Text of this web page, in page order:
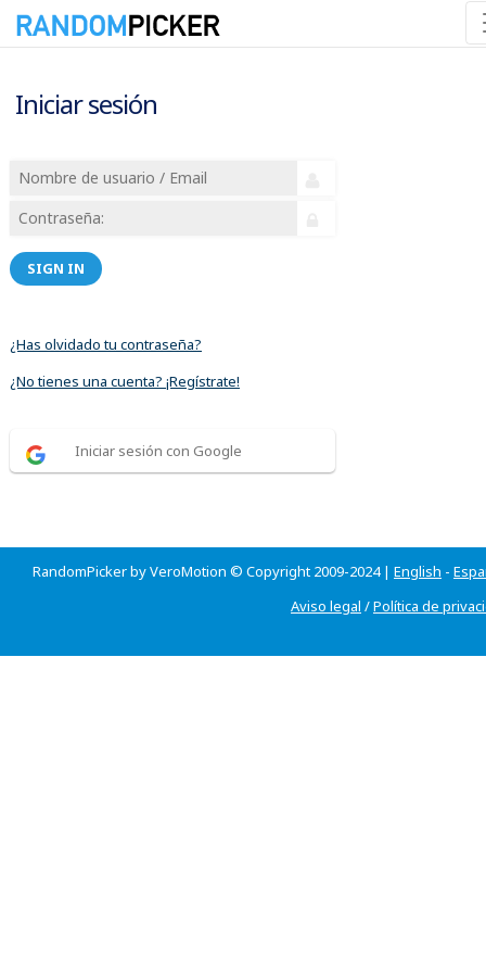
Iniciar sesión
SIGN IN
¿Has olvidado tu contraseña?
¿No tienes una cuenta? ¡Regístrate!
Iniciar sesión con Google
RandomPicker by VeroMotion © Copyright 2009-2024 | English -
Aviso legal /Política de